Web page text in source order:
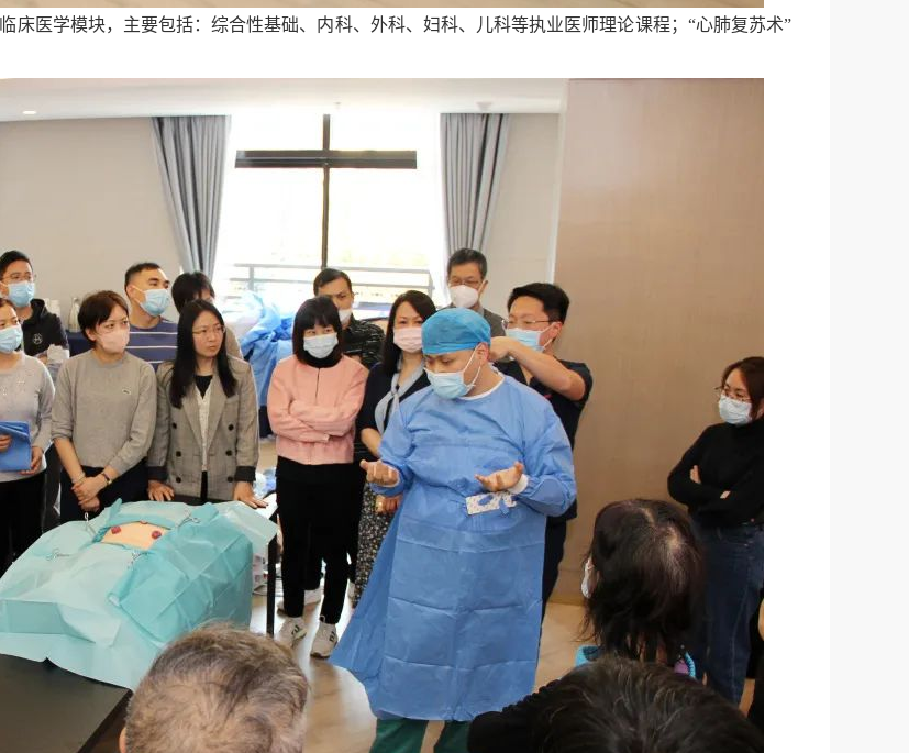
医学模块，主要包括：综合性基础、内科、外科、妇科、儿科等执业医师理论课程；“心肺复苏术”